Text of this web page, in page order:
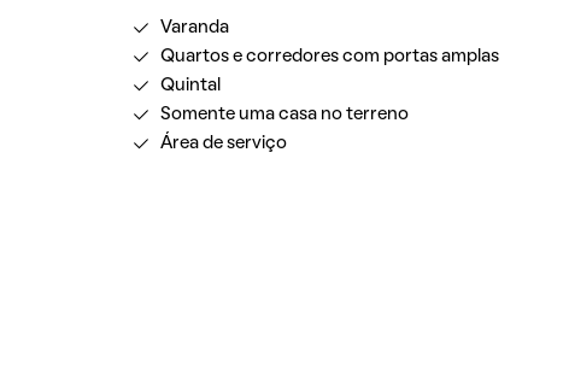
Varanda
Quartos e corredores com portas amplas
Quintal
Somente uma casa no terreno
Área de serviço